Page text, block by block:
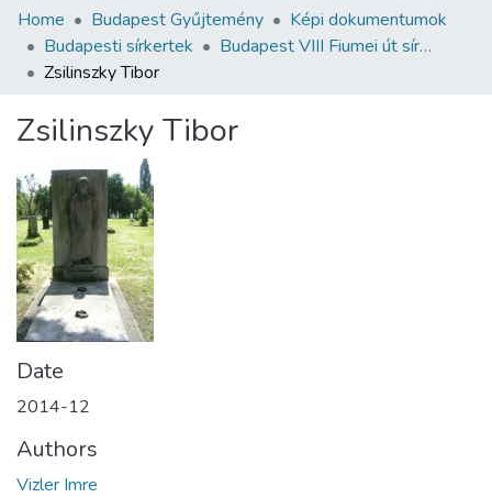
Communities & Collections
All of DSpace
Home Budapest Gyűjtemény
Képi dokumentumok
Budapesti sírkertek
Budapest VIII Fiumei út sírkert 2. rész
Zsilinszky Tibor
Zsilinszky Tibor
Date
2014-12
Authors
Vizler Imre